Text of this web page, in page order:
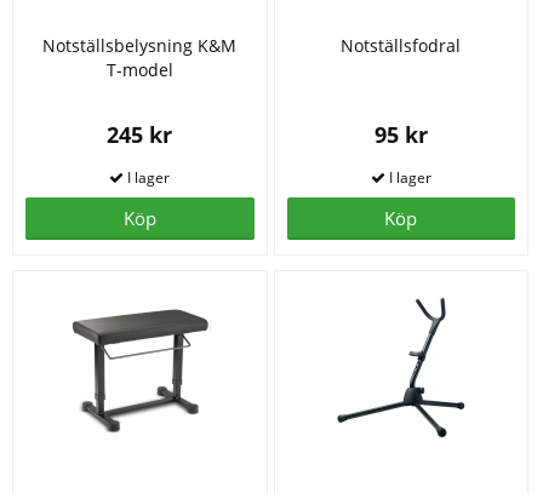
Notställsbelysning K&M
T-model
245 kr
Köp
Notställsfodral
95 kr
Köp